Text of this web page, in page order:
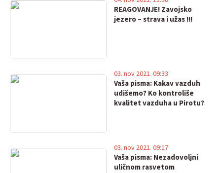
REAGOVANJE! Zavojsko
jezero – strava i užas !!!
Vaša pisma: Kakav vazduh
udišemo? Ko kontroliše
kvalitet vazduha u Pirotu?
03. nov 2021. 09:33
Vaša pisma: Nezadovoljni
uličnom rasvetom
03. nov 2021. 09:17